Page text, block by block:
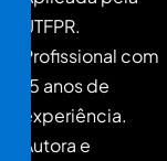
UTFPR.
Profissional com
15 anos de
experiência.
Autora e